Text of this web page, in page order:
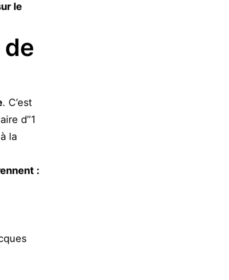
le
. C’est
d”1
la
: